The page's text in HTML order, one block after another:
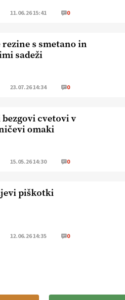
11.06.26 15:41 0
rezine s smetano in
sadeži
23.07.26 14:34 0
cvetovi v
omaki
15.05.26 14:30 0
piškotki
12.06.26 14:35 0